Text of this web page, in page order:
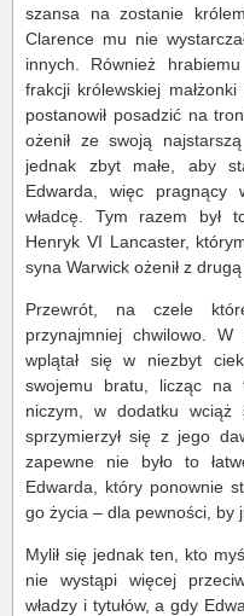
szansa na zostanie
Clarence mu nie
innych. Również
frakcji królewskiej
postanowił posadzić na
ożenił ze swoją
jednak zbyt małe, aby
Edwarda, więc pragnący
władcę. Tym razem był
Henryk VI Lancaster,
syna Warwick ożenił z
Przewrót, na czele
przynajmniej chwilowo. W
wplątał się w niezbyt
swojemu bratu, licząc
niczym, w dodatku wciąż
sprzymierzył się z jego
zapewne nie było to
Edwarda, który ponownie
go życia – dla pewności, by
Mylił się jednak ten, kto
nie wystąpi więcej
władzy i tytułów, a gdy